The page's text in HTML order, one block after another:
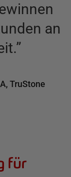
an
”
, TruStone
für